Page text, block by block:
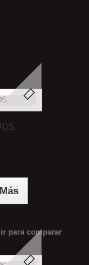
Más
para comparar